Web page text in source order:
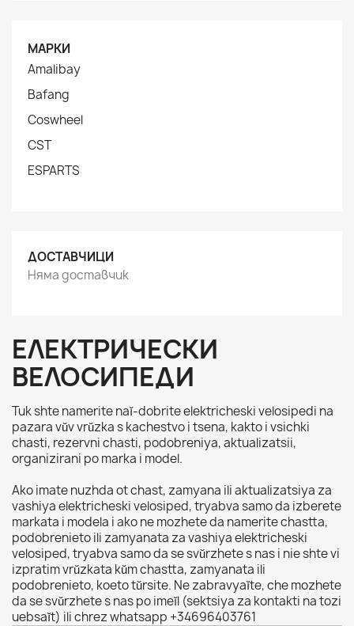
МАРКИ
Amalibay
Bafang
Coswheel
CST
ESPARTS
ДОСТАВЧИЦИ
Няма доставчик
ЕЛЕКТРИЧЕСКИ
ВЕЛОСИПЕДИ
Tuk shte namerite naĭ-dobrite elektricheski velosipedi na
pazara vŭv vrŭzka s kachestvo i tsena, kakto i vsichki
chasti, rezervni chasti, podobreniya, aktualizatsii,
organizirani po marka i model.
Ako imate nuzhda ot chast, zamyana ili aktualizatsiya za
vashiya elektricheski velosiped, tryabva samo da izberete
markata i modela i ako ne mozhete da namerite chastta,
podobrenieto ili zamyanata za vashiya elektricheski
velosiped, tryabva samo da se svŭrzhete s nas i nie shte vi
izpratim vrŭzkata kŭm chastta, zamyanata ili
podobrenieto, koeto tŭrsite. Ne zabravyaĭte, che mozhete
da se svŭrzhete s nas po imeĭl (sektsiya za kontakti na tozi
uebsaĭt) ili chrez whatsapp +34696403761